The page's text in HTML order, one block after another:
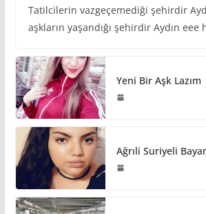
Tatilcilerin vazgeçemediği şehirdir
aşkların yaşandığı şehirdir Aydın eee
Yeni Bir Aşk Lazım
Ağrıli Suriyeli